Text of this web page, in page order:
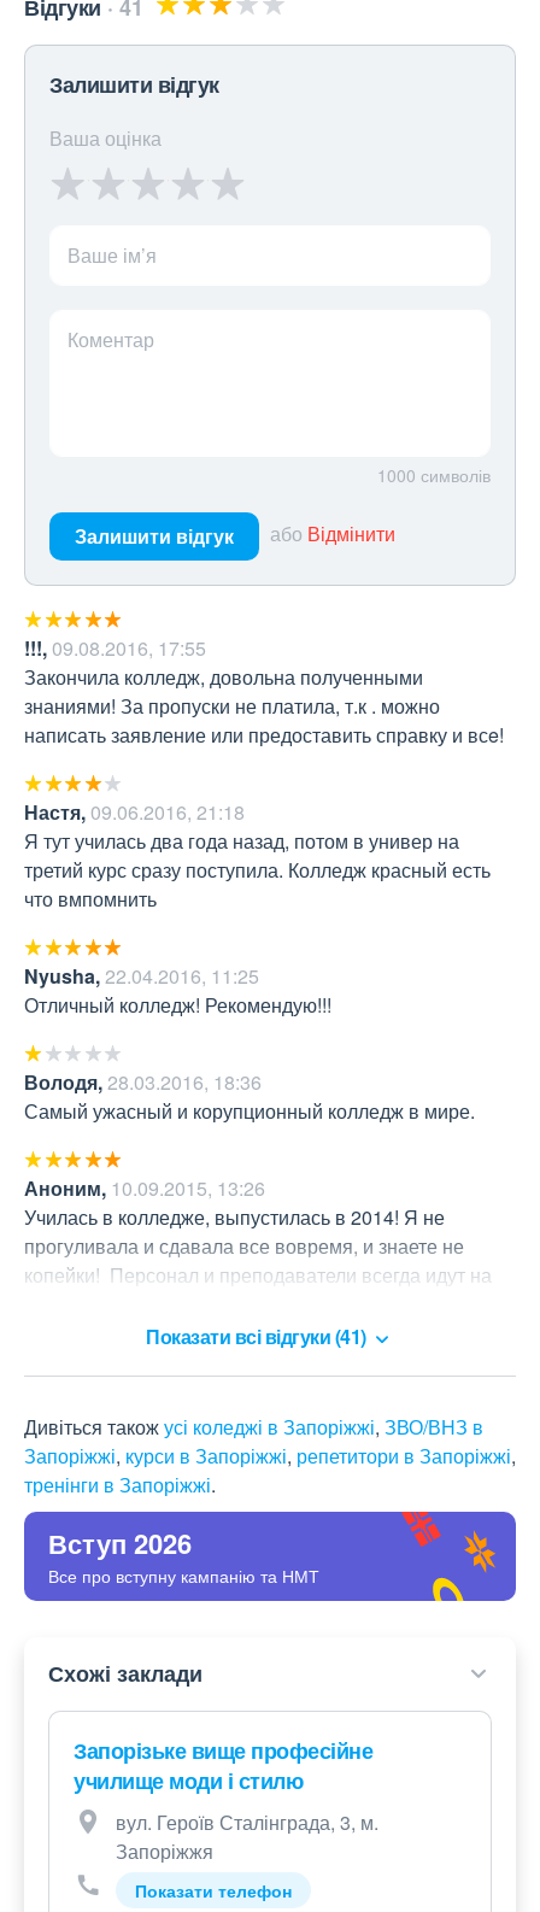
Відгуки 41
Залишити відгук
Ваша оцінка
Ваше ім’я
Коментар
1000 символів
Залишити відгук або Відмінити
!!!,09.08.2016, 17:55
Закончила колледж, довольна полученными
знаниями! За пропуски не платила, т.к . можно
написать заявление или предоставить справку и всe!
Настя,09.06.2016, 21:18
Я тут училась два года назад, потом в универ на
третий курс сразу поступила. Колледж красный есть
что вмпомнить
Nyusha,22.04.2016, 11:25
Отличный колледж! Рекомендую!!!
Володя,28.03.2016, 18:36
Самый ужасный и корупционный колледж в мире.
Аноним, 10.09.2015, 13:26
Училась в колледже, выпустилась в 2014! Я не
прогуливала и сдавала все вовремя, и знаете не
копейки!  Персонал и преподаватели всегда идут на
Показати всі відгуки (41)
Дивіться такожусі коледжі в Запоріжжі, ЗВО/ВНЗ в
Запоріжжі, курси в Запоріжжі, репетитори в Запоріжжі,
тренінги в Запоріжжі.
Вступ 2026
Все про вступну кампанію та НМТ
Схожі заклади
Запорізьке вище професійне
училище моди і стилю
вул. Героїв Сталінграда, 3, м.
Запоріжжя
Показати телефон